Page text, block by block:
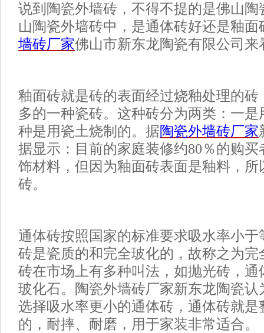
说到陶瓷外墙砖 ，不得不提的是佛山陶
山陶瓷外墙砖中，是通体砖好还是釉面
墙砖厂家佛山市新东龙陶瓷有限公司来
釉面砖就是砖的表面经过烧釉处理的
多的一种瓷砖。这种砖分为两类：一
种是用瓷土烧制的。据陶瓷外墙砖厂家
据显示：目前的家庭装修约80％的购
饰材料，但因为釉面砖表面是釉料，
砖。
通体砖按照国家的标准要求吸水率小
砖是瓷质的和完全玻化的，故称之为
砖在市场上有多种叫法，如抛光砖，
玻化石。陶瓷外墙砖厂家新东龙陶瓷
选择吸水率更小的通体砖，通体砖就
的，耐摔、耐磨，用于家装非常适合。